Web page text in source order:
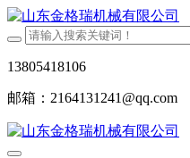
13805418106
邮箱：2164131241@qq.com